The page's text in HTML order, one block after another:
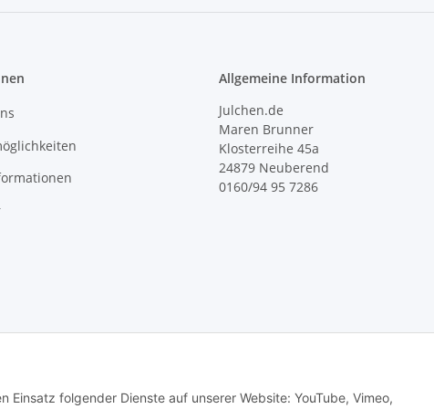
Einsatz folgender Dienste auf unserer Website: YouTube, Vimeo,
Allgemeine Information
Julchen.de
Maren Brunner
Klosterreihe 45a
24879 Neuberend
0160/94 95 7286